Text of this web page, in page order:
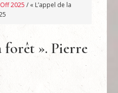
2025 / « L’appel de la
forêt ». Pierre